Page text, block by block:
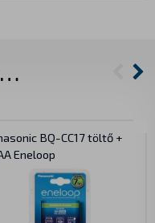
BQ-CC17 töltő +
Eneloop